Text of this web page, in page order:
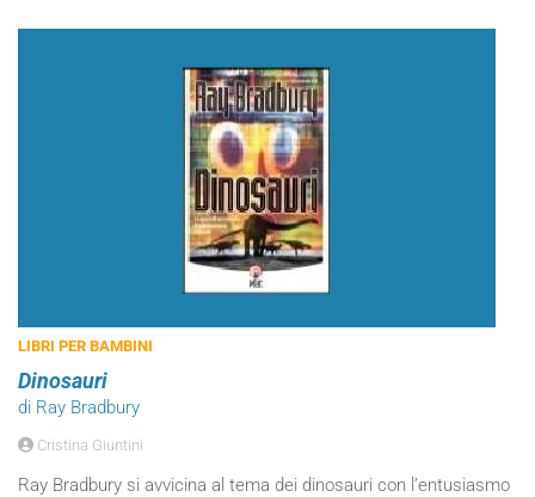
LIBRI PER BAMBINI
Dinosauri
di Ray Bradbury
Cristina Giuntini
Ray Bradbury si avvicina al tema dei dinosauri con l’entusiasmo